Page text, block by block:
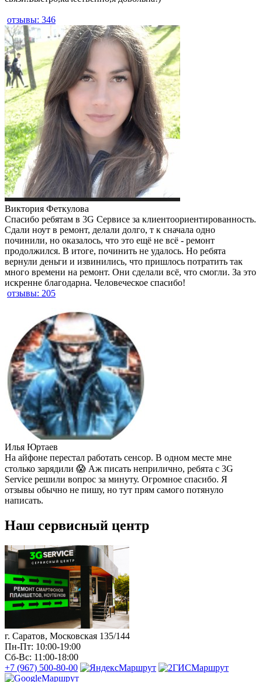
отзывы: 346
Виктория Феткулова
Спасибо ребятам в 3G Сервисе за клиентоориентированность.
Сдали ноут в ремонт, делали долго, т к сначала одно
починили, но оказалось, что это ещё не всё - ремонт
продолжился. В итоге, починить не удалось. Но ребята
вернули деньги и извинились, что пришлось потратить так
много времени на ремонт. Они сделали всё, что смогли. За это
искренне благодарна. Человеческое спасибо!
отзывы: 205
Илья Юртаев
На айфоне перестал работать сенсор. В одном месте мне
столько зарядили 😱 Аж писать неприлично, ребята с 3G
Service решили вопрос за минуту. Огромное спасибо. Я
отзывы обычно не пишу, но тут прям самого потянуло
написать.
Наш сервисный центр
г. Саратов, Московская 135/144
Пн-Пт: 10:00-19:00
Сб-Вс: 11:00-18:00
+7 (967) 500-80-00
Маршрут
Маршрут
Маршрут